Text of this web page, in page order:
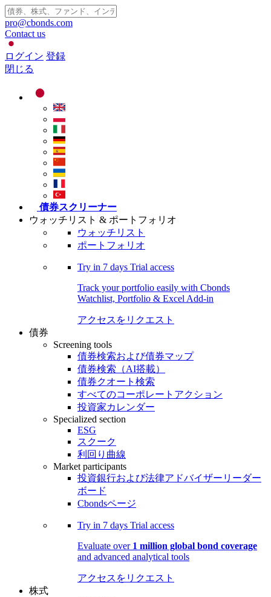
pro@cbonds.com
Contact us
ログイン 登録
閉じる
債券スクリーナー
ウォッチリスト & ポートフォリオ
ウォッチリスト
ポートフォリオ
Try in 7 days Trial access
Track your portfolio easily with Cbonds
Watchlist, Portfolio & Excel Add-in
アクセスをリクエスト
債券
Screening tools
債券検索および債券マップ
債券検索（AI搭載）
債券クオート検索
すべてのコーポレートアクション
投資家カレンダー
Specialized section
ESG
スクーク
利回り曲線
Market participants
投資銀行および法律アドバイザーリーダー
ボード
Cbondsページ
Try in 7 days Trial access
Evaluate over 1 million global bond coverage
and advanced analytical tools
アクセスをリクエスト
株式